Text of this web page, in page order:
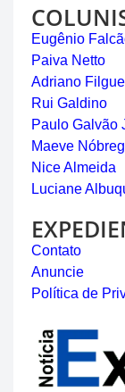
Eugênio
Paiva Netto
Adriano
Rui Galdino
Paulo Galvão
Maeve
Nice Almeida
Luciane
Contato
Anuncie
Política de